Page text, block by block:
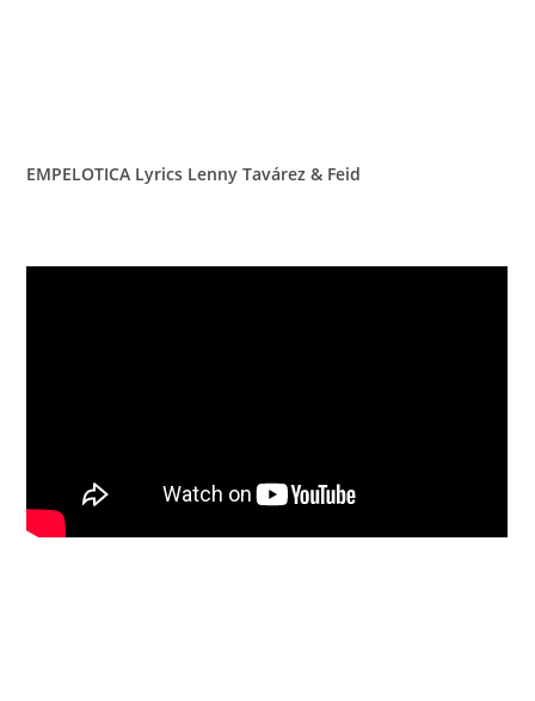
EMPELOTICA Lyrics Lenny Tavárez & Feid